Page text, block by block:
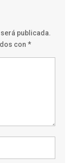
publicada.
con*